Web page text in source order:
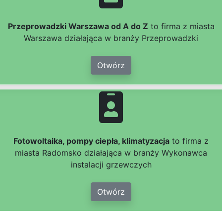
Przeprowadzki Warszawa od A do Z to firma z miasta
Warszawa działająca w branży Przeprowadzki
Otwórz
Fotowoltaika, pompy ciepła, klimatyzacja to firma z
miasta Radomsko działająca w branży Wykonawca
instalacji grzewczych
Otwórz